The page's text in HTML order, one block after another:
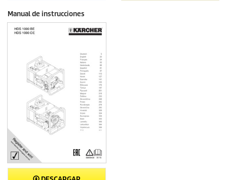
Manual de instrucciones